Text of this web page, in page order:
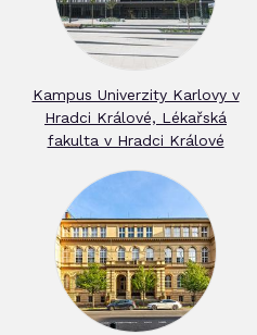
Kampus Univerzity Karlovy v
Hradci Králové, Lékařská
fakulta v Hradci Králové